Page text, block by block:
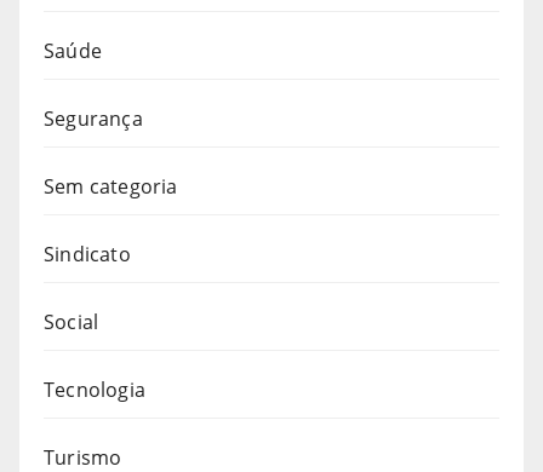
Saúde
Segurança
Sem categoria
Sindicato
Social
Tecnologia
Turismo